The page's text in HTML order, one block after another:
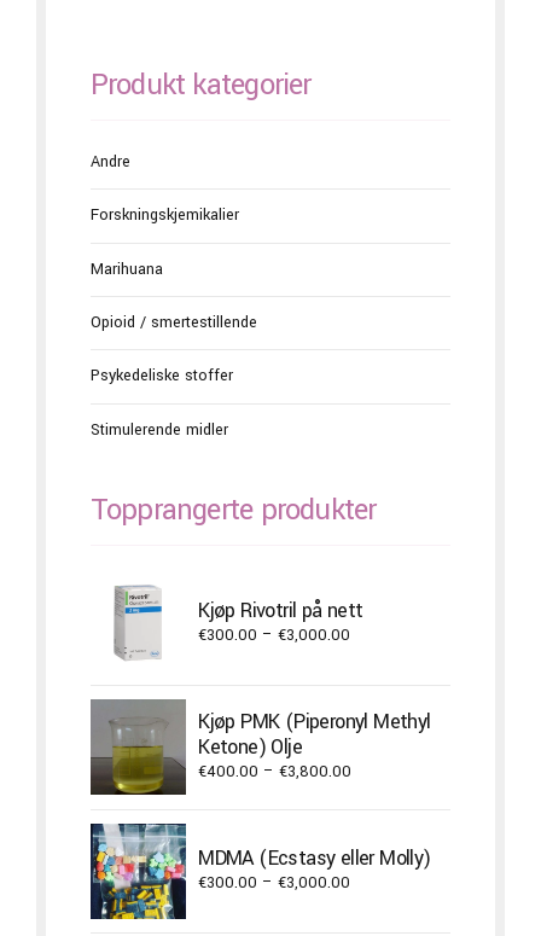
Produkt kategorier
Andre
Forskningskjemikalier
Marihuana
Opioid / smertestillende
Psykedeliske stoffer
Stimulerende midler
Topprangerte produkter
Kjøp Rivotril på nett
€300.00 – €3,000.00
through
€3,000.00
Kjøp PMK (Piperonyl Methyl
Ketone) Olje
€400.00 – €3,800.00
through
€3,800.00
MDMA (Ecstasy eller Molly)
€300.00 – €3,000.00